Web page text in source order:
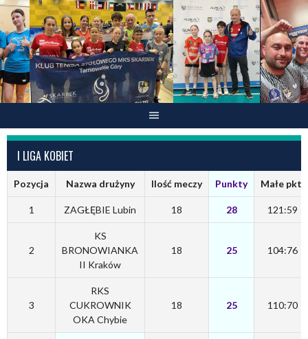
Skip
to
content
I LIGA KOBIET
Pozycja Nazwa drużyny Ilość meczy Punkty Małe pkt.
1 ZAGŁĘBIE Lubin 18 28 121:59
2
KS
BRONOWIANKA
II Kraków
18 25 104:76
3
RKS
CUKROWNIK
OKA Chybie
18 25 110:70